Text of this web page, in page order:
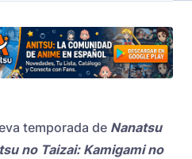
temporada de Nanatsu
no Taizai: Kamigami no